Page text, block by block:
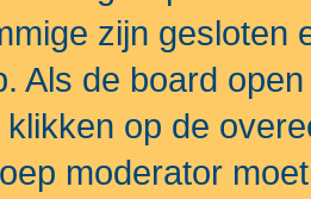
zijn gesloten
Als de board
op de
moderator